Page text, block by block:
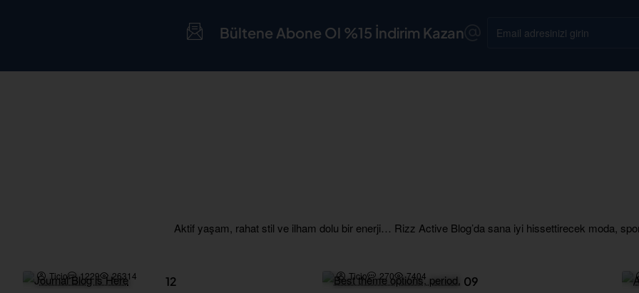
Bültene Abone Ol %15 İndirim Kazan
adresinizi
Aktif yaşam, rahat stil ve ilham dolu bir enerji… Rizz Active Blog’da sana iyi hissettirecek moda,
12
Ticio 1229 26314 09
Ticio 270 7404